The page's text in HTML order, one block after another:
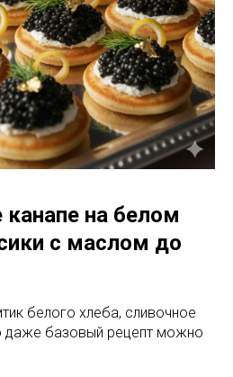
на белом
с маслом до
белого хлеба, сливочное
даже базовый рецепт можно